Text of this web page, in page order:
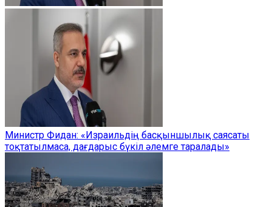
Министр Фидан: «Израильдің басқыншылық саясаты
тоқтатылмаса, дағдарыс бүкіл әлемге таралады»